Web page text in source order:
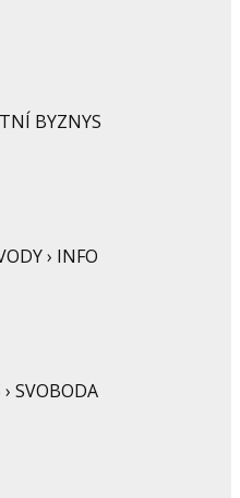
BYZNYS
› INFO
› SVOBODA